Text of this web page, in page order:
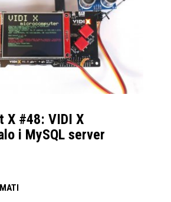
X #48: VIDI X
i MySQL server